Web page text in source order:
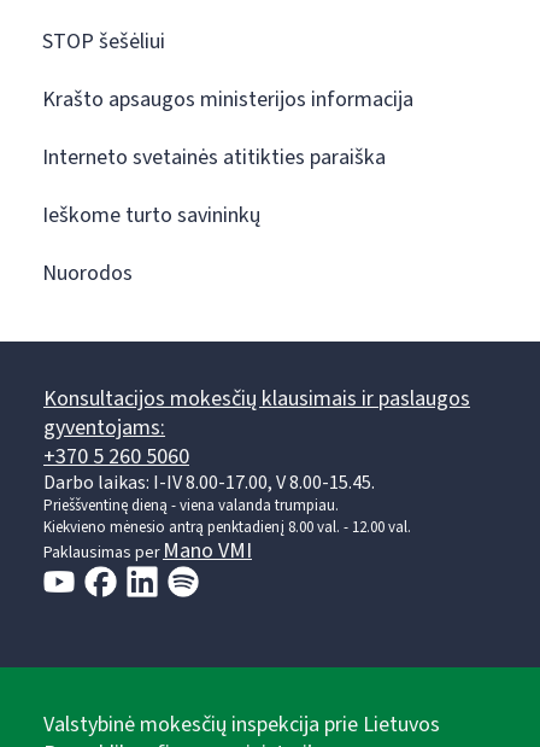
STOP šešėliui
Krašto apsaugos ministerijos informacija
Interneto svetainės atitikties paraiška
Ieškome turto savininkų
Nuorodos
Konsultacijos mokesčių klausimais ir paslaugos
gyventojams:
+370 5 260 5060
Darbo laikas: I-IV 8.00-17.00, V 8.00-15.45.
Prieššventinę dieną - viena valanda trumpiau.
Kiekvieno mėnesio antrą penktadienį 8.00 val. - 12.00 val.
Paklausimas perMano VMI
Valstybinė mokesčių inspekcija prie Lietuvos